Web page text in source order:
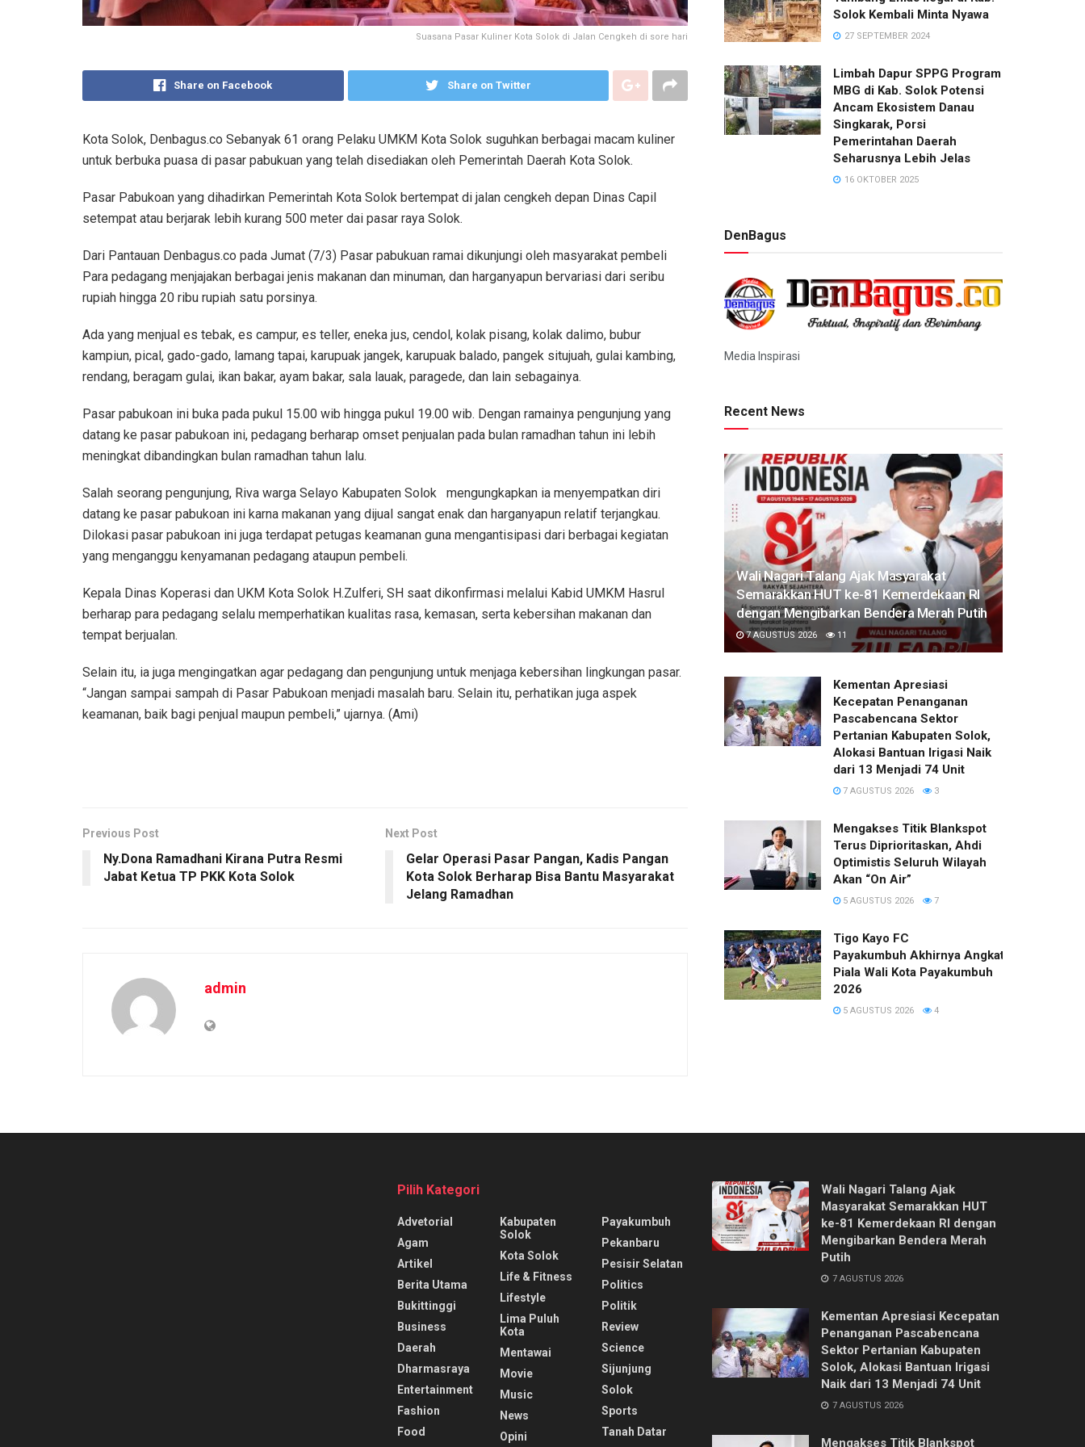
Suasana Pasar Kuliner Kota Solok di Jalan Cengkeh di sore hari
Share on Facebook Share on Twitter
Kota Solok, Denbagus.co Sebanyak 61 orang Pelaku UMKM Kota Solok suguhkan berbagai macam kuliner
untuk berbuka puasa di pasar pabukuan yang telah disediakan oleh Pemerintah Daerah Kota Solok.
Pasar Pabukoan yang dihadirkan Pemerintah Kota Solok bertempat di jalan cengkeh depan Dinas Capil
setempat atau berjarak lebih kurang 500 meter dai pasar raya Solok.
Dari Pantauan Denbagus.co pada Jumat (7/3) Pasar pabukuan ramai dikunjungi oleh masyarakat pembeli
Para pedagang menjajakan berbagai jenis makanan dan minuman, dan harganyapun bervariasi dari seribu
rupiah hingga 20 ribu rupiah satu porsinya.
Ada yang menjual es tebak, es campur, es teller, eneka jus, cendol, kolak pisang, kolak dalimo, bubur
kampiun, pical, gado-gado, lamang tapai, karupuak jangek, karupuak balado, pangek situjuah, gulai kambing,
rendang, beragam gulai, ikan bakar, ayam bakar, sala lauak, paragede, dan lain sebagainya.
Pasar pabukoan ini buka pada pukul 15.00 wib hingga pukul 19.00 wib. Dengan ramainya pengunjung yang
datang ke pasar pabukoan ini, pedagang berharap omset penjualan pada bulan ramadhan tahun ini lebih
meningkat dibandingkan bulan ramadhan tahun lalu.
Salah seorang pengunjung, Riva warga Selayo Kabupaten Solok mengungkapkan ia menyempatkan diri
datang ke pasar pabukoan ini karna makanan yang dijual sangat enak dan harganyapun relatif terjangkau.
Dilokasi pasar pabukoan ini juga terdapat petugas keamanan guna mengantisipasi dari berbagai kegiatan
yang menganggu kenyamanan pedagang ataupun pembeli.
Kepala Dinas Koperasi dan UKM Kota Solok H.Zulferi, SH saat dikonfirmasi melalui Kabid UMKM Hasrul
berharap para pedagang selalu memperhatikan kualitas rasa, kemasan, serta kebersihan makanan dan
tempat berjualan.
Selain itu, ia juga mengingatkan agar pedagang dan pengunjung untuk menjaga kebersihan lingkungan pasar.
“Jangan sampai sampah di Pasar Pabukoan menjadi masalah baru. Selain itu, perhatikan juga aspek
keamanan, baik bagi penjual maupun pembeli,” ujarnya. (Ami)
Previous Post
Ny.Dona Ramadhani Kirana Putra Resmi
Jabat Ketua TP PKK Kota Solok
Next Post
Gelar Operasi Pasar Pangan, Kadis Pangan
Kota Solok Berharap Bisa Bantu Masyarakat
Jelang Ramadhan
admin
Solok Kembali Minta Nyawa
27 SEPTEMBER 2024
Limbah Dapur SPPG Program
MBG di Kab. Solok Potensi
Ancam Ekosistem Danau
Singkarak, Porsi
Pemerintahan Daerah
Seharusnya Lebih Jelas
16 OKTOBER 2025
DenBagus
Media Inspirasi
Recent News
Wali Nagari Talang Ajak Masyarakat
Semarakkan HUT ke-81 Kemerdekaan RI
dengan Mengibarkan Bendera Merah Putih
7 AGUSTUS 2026 11
Kementan Apresiasi
Kecepatan Penanganan
Pascabencana Sektor
Pertanian Kabupaten Solok,
Alokasi Bantuan Irigasi Naik
dari 13 Menjadi 74 Unit
7 AGUSTUS 2026 3
Mengakses Titik Blankspot
Terus Diprioritaskan, Ahdi
Optimistis Seluruh Wilayah
Akan “On Air”
5 AGUSTUS 2026 7
Tigo Kayo FC
Payakumbuh Akhirnya Angkat Trofi
Piala Wali Kota Payakumbuh
2026
5 AGUSTUS 2026 4
Pilih Kategori
Advetorial
Agam
Artikel
Berita Utama
Bukittinggi
Business
Daerah
Dharmasraya
Entertainment
Fashion
Food
Kabupaten
Solok
Kota Solok
Life & Fitness
Lifestyle
Lima Puluh
Kota
Mentawai
Movie
Music
News
Opini
Payakumbuh
Pekanbaru
Pesisir Selatan
Politics
Politik
Review
Science
Sijunjung
Solok
Sports
Tanah Datar
Wali Nagari Talang Ajak
Masyarakat Semarakkan HUT
ke-81 Kemerdekaan RI dengan
Mengibarkan Bendera Merah
Putih
7 AGUSTUS 2026
Kementan Apresiasi Kecepatan
Penanganan Pascabencana
Sektor Pertanian Kabupaten
Solok, Alokasi Bantuan Irigasi
Naik dari 13 Menjadi 74 Unit
7 AGUSTUS 2026
Mengakses Titik Blankspot